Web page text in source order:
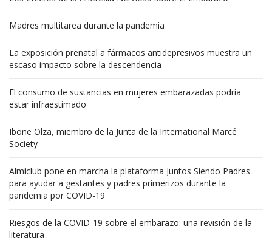
Madres multitarea durante la pandemia
La exposición prenatal a fármacos antidepresivos muestra un
escaso impacto sobre la descendencia
El consumo de sustancias en mujeres embarazadas podría
estar infraestimado
Ibone Olza, miembro de la Junta de la International Marcé
Society
Almiclub pone en marcha la plataforma Juntos Siendo Padres
para ayudar a gestantes y padres primerizos durante la
pandemia por COVID-19
Riesgos de la COVID-19 sobre el embarazo: una revisión de la
literatura